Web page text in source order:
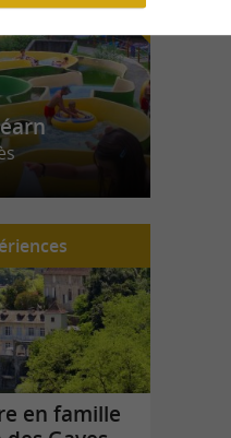
en famille